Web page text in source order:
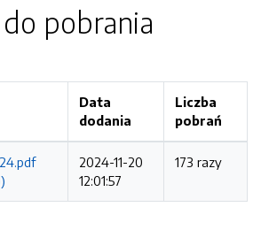
do pobrania
Data
dodania
Liczba
pobrań
2024-11-20
12:01:57
173 razy